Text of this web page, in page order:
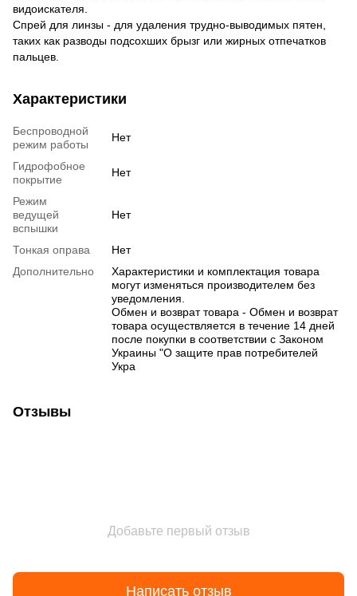
видоискателя.
Спрей для линзы - для удаления трудно-выводимых пятен,
таких как разводы подсохших брызг или жирных отпечатков
пальцев.
Характеристики
Беспроводной
режим работы
Нет
Гидрофобное
покрытие
Нет
Режим
ведущей
вспышки
Нет
Тонкая оправа
Нет
Дополнительно
Характеристики и комплектация товара
могут изменяться производителем без
уведомления.
Обмен и возврат товара - Обмен и возврат
товара осуществляется в течение 14 дней
после покупки в соответствии с Законом
Украины "О защите прав потребителей
Укра
Отзывы
Добавьте первый отзыв
Написать отзыв